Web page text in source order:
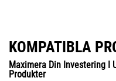
KOMPATIBLA
Maximera Din Investering I
Produkter